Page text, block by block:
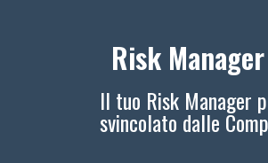
Risk
Il tuo Risk Manager
svincolato dalle